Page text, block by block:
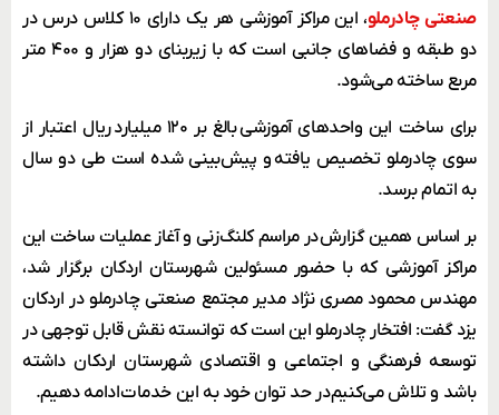
صنعتی چادرملو
، این مراکز آموزشی هر یک دارای ۱۰ کلاس درس در
دو طبقه و فضاهای جانبی است که با زیربنای دو هزار و ۴۰۰ متر
مربع ساخته می‌شود.
برای ساخت این واحدهای آموزشی بالغ بر ۱۲۰ میلیارد ریال اعتبار از
سوی چادرملو تخصیص یافته و پیش‌بینی شده است طی دو سال
به اتمام برسد.
بر اساس همین گزارش در مراسم کلنگ‌زنی و آغاز عملیات ساخت این
مراکز آموزشی که با حضور مسئولین شهرستان اردکان برگزار شد،
مهندس محمود مصری نژاد مدیر مجتمع صنعتی چادرملو در اردکان
یزد گفت: افتخار چادرملو این است که توانسته نقش قابل توجهی در
توسعه فرهنگی و اجتماعی و اقتصادی شهرستان اردکان داشته
باشد و تلاش می‌کنیم در حد توان خود به این خدمات ادامه دهیم.